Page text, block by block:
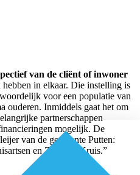
van de cliënt of inwoner
in elkaar. Die instelling is
voor een populatie van
ouderen. Inmiddels gaat het om
partnerschappen
mogelijk. De
van de gemeente Putten:
en Zilveren Kruis.”